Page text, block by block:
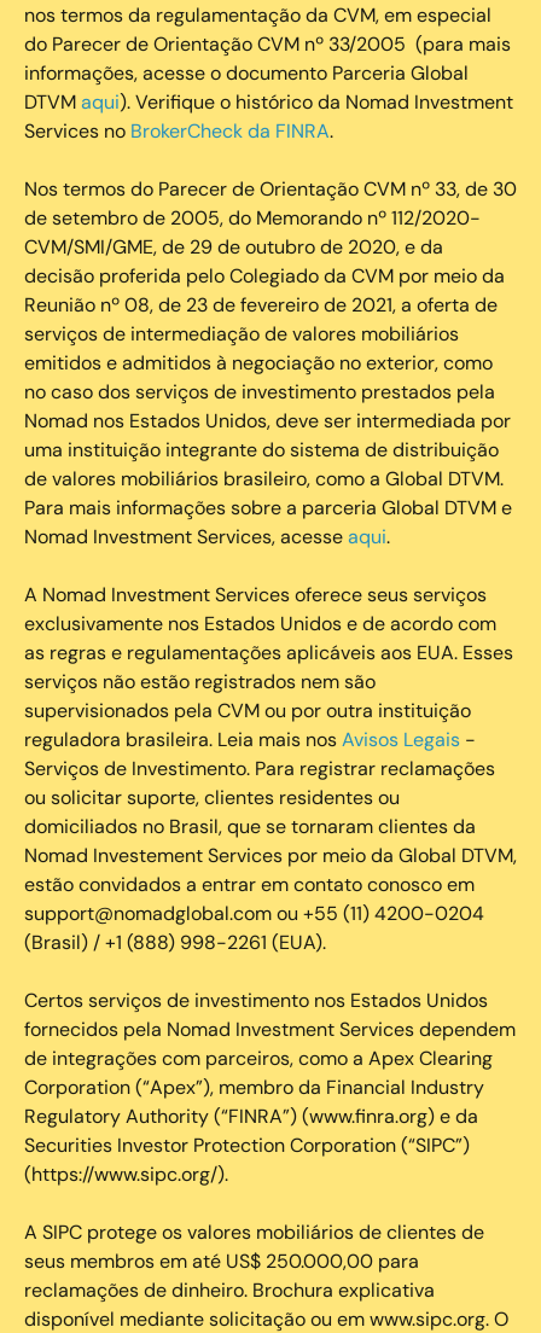
nos termos da regulamentação da CVM, em especial
do Parecer de Orientação CVM nº 33/2005 (para mais
informações, acesse o documento Parceria Global
DTVMaqui). Verifique o histórico da Nomad Investment
Services no BrokerCheck da FINRA.
Nos termos do Parecer de Orientação CVM nº 33, de 30
de setembro de 2005, do Memorando nº 112/2020-
CVM/SMI/GME, de 29 de outubro de 2020, e da
decisão proferida pelo Colegiado da CVM por meio da
Reunião nº 08, de 23 de fevereiro de 2021, a oferta de
serviços de intermediação de valores mobiliários
emitidos e admitidos à negociação no exterior, como
no caso dos serviços de investimento prestados pela
Nomad nos Estados Unidos, deve ser intermediada por
uma instituição integrante do sistema de distribuição
de valores mobiliários brasileiro, como a Global DTVM.
Para mais informações sobre a parceria Global DTVM e
Nomad Investment Services, acesseaqui.
A Nomad Investment Services oferece seus serviços
exclusivamente nos Estados Unidos e de acordo com
as regras e regulamentações aplicáveis aos EUA. Esses
serviços não estão registrados nem são
supervisionados pela CVM ou por outra instituição
reguladora brasileira. Leia mais nosAvisos Legais -
Serviços de Investimento. Para registrar reclamações
ou solicitar suporte, clientes residentes ou
domiciliados no Brasil, que se tornaram clientes da
Nomad Investement Services por meio da Global DTVM,
estão convidados a entrar em contato conosco em
support@nomadglobal.com ou +55 (11) 4200-0204
(Brasil) / +1 (888) 998-2261 (EUA).
Certos serviços de investimento nos Estados Unidos
fornecidos pela Nomad Investment Services dependem
de integrações com parceiros, como a Apex Clearing
Corporation (“Apex”), membro da Financial Industry
Regulatory Authority (“FINRA”) (www.finra.org) e da
Securities Investor Protection Corporation (“SIPC”)
(https://www.sipc.org/).
A SIPC protege os valores mobiliários de clientes de
seus membros em até US$ 250.000,00 para
reclamações de dinheiro. Brochura explicativa
disponível mediante solicitação ou em www.sipc.org. O